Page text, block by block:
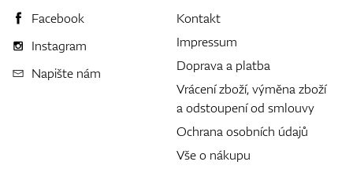
Facebook
Instagram
Napište nám
Kontakt
Impressum
Doprava a platba
Vrácení zboží, výměna zboží
a odstoupení od smlouvy
Ochrana osobních údajů
Vše o nákupu